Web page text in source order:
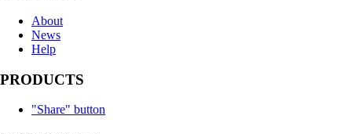
About
News
Help
PRODUCTS
"Share" button